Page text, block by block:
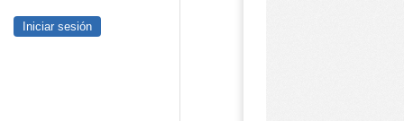
Iniciar sesión